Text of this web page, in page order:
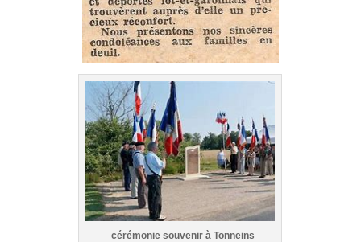
cérémonie souvenir à Tonneins